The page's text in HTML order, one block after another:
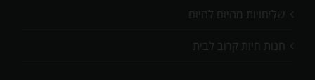
שליחויות מהיום להיום
חנות חיות קרוב לבית